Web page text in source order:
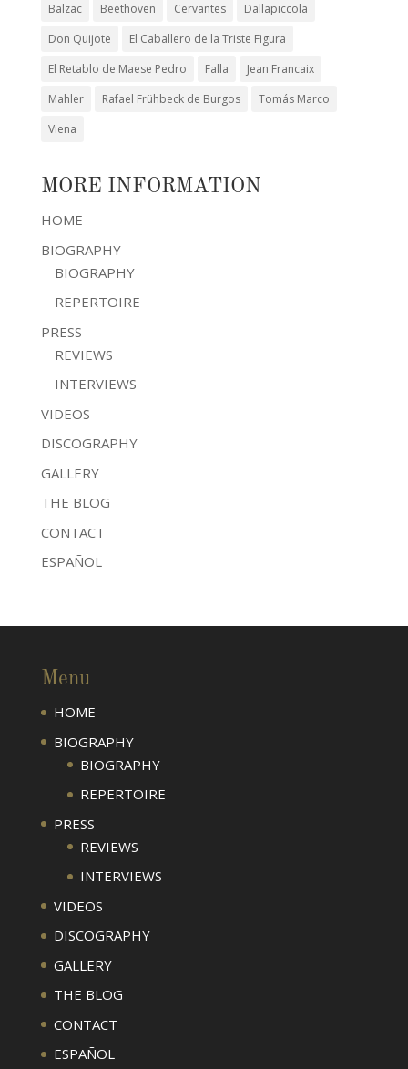
Balzac Beethoven Cervantes
Dallapiccola
Don Quijote
El Caballero de la Triste Figura
El Retablo de Maese Pedro
Falla
Jean Francaix
Mahler
Rafael Frühbeck de Burgos
Tomás Marco
Viena
MORE INFORMATION
HOME
BIOGRAPHY
BIOGRAPHY
REPERTOIRE
PRESS
REVIEWS
INTERVIEWS
VIDEOS
DISCOGRAPHY
GALLERY
THE BLOG
CONTACT
ESPAÑOL
Menu
HOME
BIOGRAPHY
BIOGRAPHY
REPERTOIRE
PRESS
REVIEWS
INTERVIEWS
VIDEOS
DISCOGRAPHY
GALLERY
THE BLOG
CONTACT
ESPAÑOL